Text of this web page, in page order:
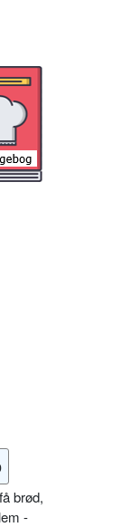
brød,
-